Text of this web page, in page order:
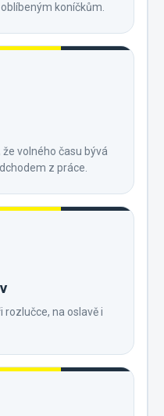
koníčkům.
volného času bývá
z práce.
rozlučce, na oslavě i